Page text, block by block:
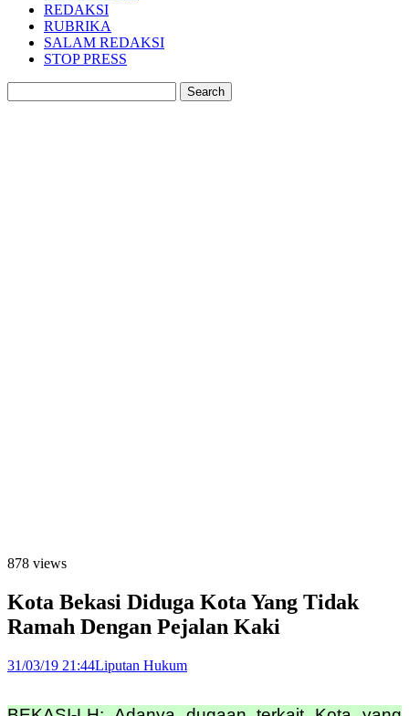
REDAKSI
RUBRIKA
SALAM REDAKSI
STOP PRESS
878 views
Kota Bekasi Diduga Kota Yang Tidak
Ramah Dengan Pejalan Kaki
31/03/19 21:44Liputan Hukum